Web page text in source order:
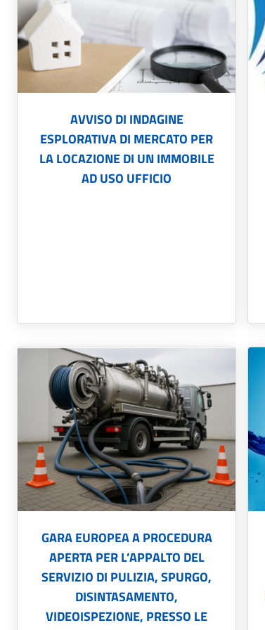
views-
block-
frontpage-
block-AVVISO DI INDAGINE
ESPLORATIVA DI MERCATO PER
LA LOCAZIONE DI UN IMMOBILE
AD USO UFFICIO
GARA EUROPEA A PROCEDURA
APERTA PER L’APPALTO DEL
SERVIZIO DI PULIZIA, SPURGO,
DISINTASAMENTO,
VIDEOISPEZIONE, PRESSO LE